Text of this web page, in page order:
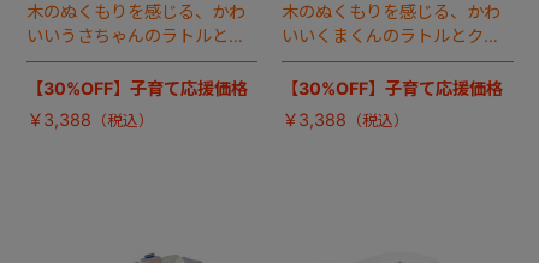
木のぬくもりを感じる、かわ
いいうさちゃんのラトルとク
ルマのお得なセット。
【30%OFF】子育て応援価格
￥3,388
木のぬくもりを感じる、かわ
いいくまくんのラトルとクル
マのお得なセット。
【30%OFF】子育て応援価格
￥3,388